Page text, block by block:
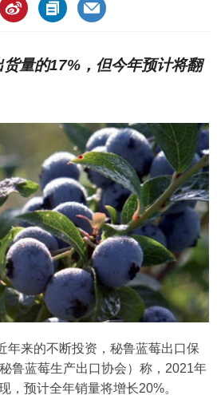
量的17%，但今年预计将翻
年来的不断投资，秘鲁蓝莓出口保
鲁蓝莓生产出口协会）称，2021年
，预计全年销量将增长20%。